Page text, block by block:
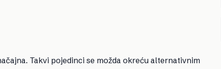
Takvi pojedinci se možda okreću alternativnim